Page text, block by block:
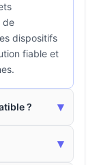
de
dispositifs
fiable et
? ▾
▾